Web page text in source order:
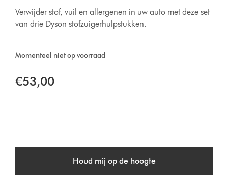
Verwijder stof, vuil en allergenen in uw auto met deze set
van drie Dyson stofzuigerhulpstukken.
Momenteel niet op voorraad
€53,00
Houd mij op de hoogte